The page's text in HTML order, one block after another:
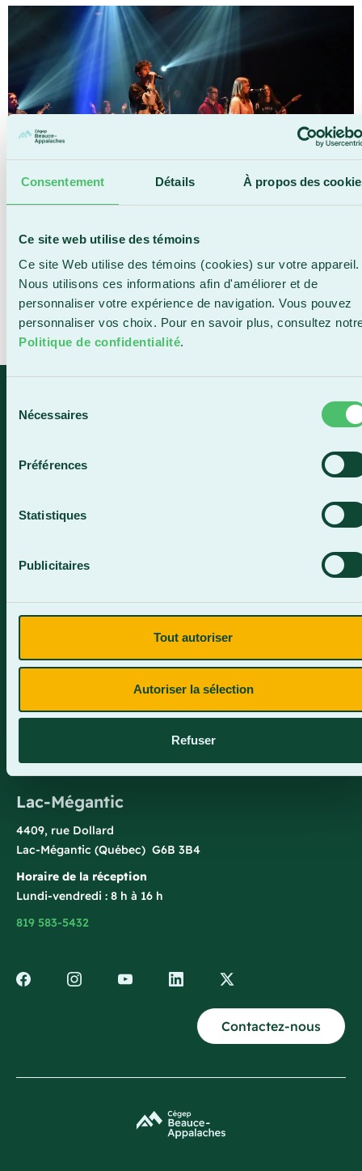
Consentement Détails À propos des
Ce site web utilise des témoins
Ce site Web utilise des témoins (cookies) sur votre appareil.
Nous utilisons ces informations afin d'améliorer et de
personnaliser votre expérience de navigation. Vous pouvez
personnaliser vos choix. Pour en savoir plus, consultez
Politique de confidentialité.
Nécessaires
Préférences
Statistiques
Publicitaires
Tout autoriser
Autoriser la sélection
Refuser
avril à 19 h 30 à la Salle Alphonse-Desjardins du
Cégep Beauce-Appalaches. Cette édition réunira près
d’une soixantaine d’artistes de la relève dans un
spectacle de variétés composé d’une douzaine de
numéros et ponctué de courtes scènes humoristiques.
Saint-Georges
418 228-8896
Sainte-Marie
Sainte-Marie (Québec) G6E 0R1
Horaire de la réception
Lundi-vendredi : 7 h 30 à 15 h 30
Lac-Mégantic
4409, rue Dollard
Lac-Mégantic (Québec) G6B 3B4
Horaire de la réception
Lundi-vendredi : 8 h à 16 h
819 583-5432
Contactez-nous